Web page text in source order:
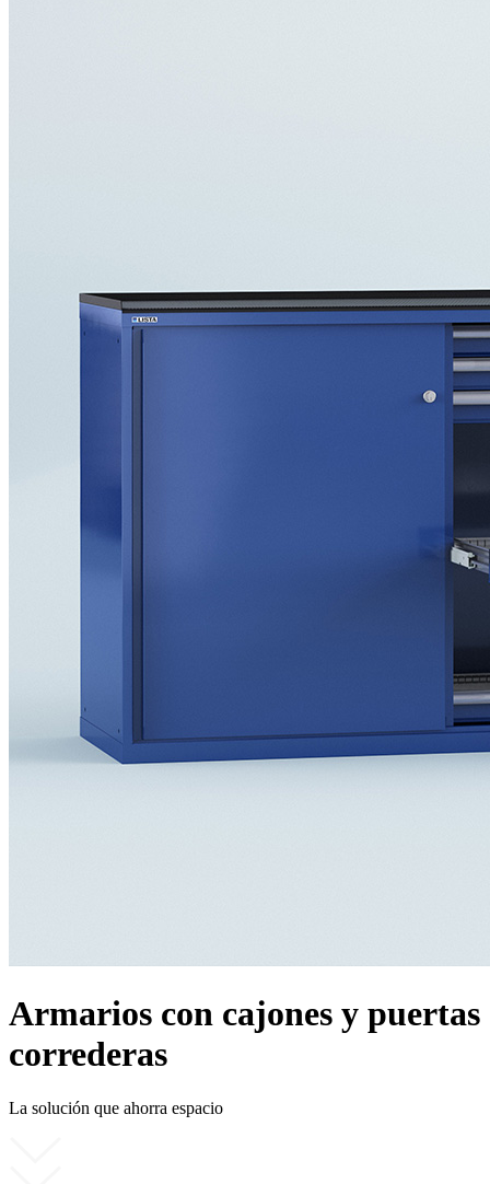
Armarios con cajones y puertas
correderas
La solución que ahorra espacio